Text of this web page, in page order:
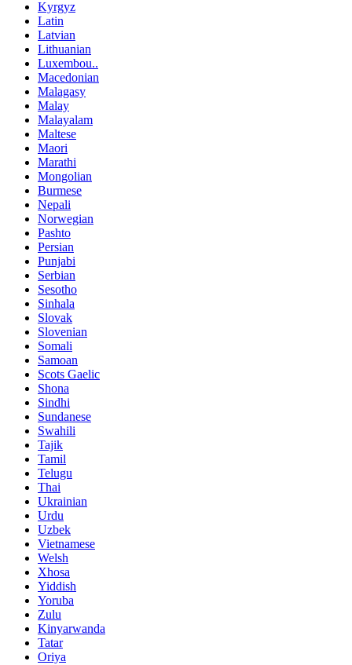
Kyrgyz
Latin
Latvian
Lithuanian
Luxembou..
Macedonian
Malagasy
Malay
Malayalam
Maltese
Maori
Marathi
Mongolian
Burmese
Nepali
Norwegian
Pashto
Persian
Punjabi
Serbian
Sesotho
Sinhala
Slovak
Slovenian
Somali
Samoan
Scots Gaelic
Shona
Sindhi
Sundanese
Swahili
Tajik
Tamil
Telugu
Thai
Ukrainian
Urdu
Uzbek
Vietnamese
Welsh
Xhosa
Yiddish
Yoruba
Zulu
Kinyarwanda
Tatar
Oriya